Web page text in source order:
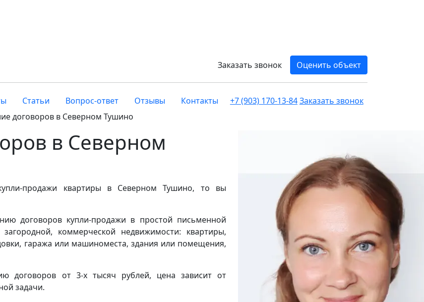
Заказать звонок
Оценить объект
Статьи Вопрос-ответ Отзывы Контакты +7 (903) 170-13-84Заказать звонок
договоров в Северном Тушино
в Северном
продажи квартиры в Северном Тушино, то вы
договоров купли-продажи в простой письменной
коммерческой недвижимости: квартиры,
гаража или машиноместа, здания или помещения,
договоров от 3-х тысяч рублей, цена зависит от
задачи.